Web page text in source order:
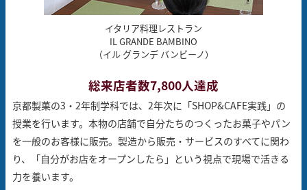
イタリア料理レストラン
IL GRANDE BAMBINO
（イル グランデ バンビーノ）
総来店者数7,800人達成
京都製菓の3・2年制学科では、2年次に「SHOP&CAFE実践」の
授業を行います。 本物の店舗で自分たちのつくったお菓子やパン
を一般のお客様に販売。 製造から販売・サービスのすべてに関わ
り、
「自分がお店をオープンしたら」という視点で現場で活きる
力を養います。